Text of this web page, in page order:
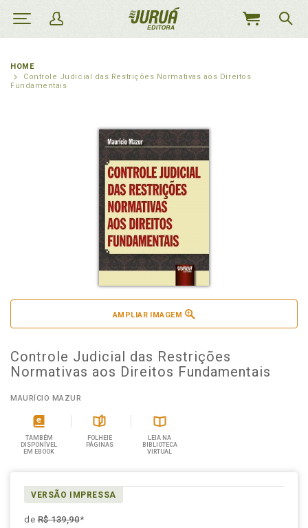
MEU
HOME
Controle Judicial das Restrições Normativas aos Direitos
Fundamentais
AMPLIAR IMAGEM
Controle Judicial das Restrições
Normativas aos Direitos Fundamentais
MAURÍCIO MAZUR
TAMBÉM
DISPONÍVEL
EM EBOOK
FOLHEIE
PÁGINAS
LEIA NA
BIBLIOTECA
VIRTUAL
VERSÃO IMPRESSA
deR$ 139,90*